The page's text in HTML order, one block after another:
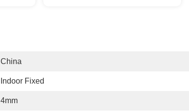
China
Indoor Fixed
4mm